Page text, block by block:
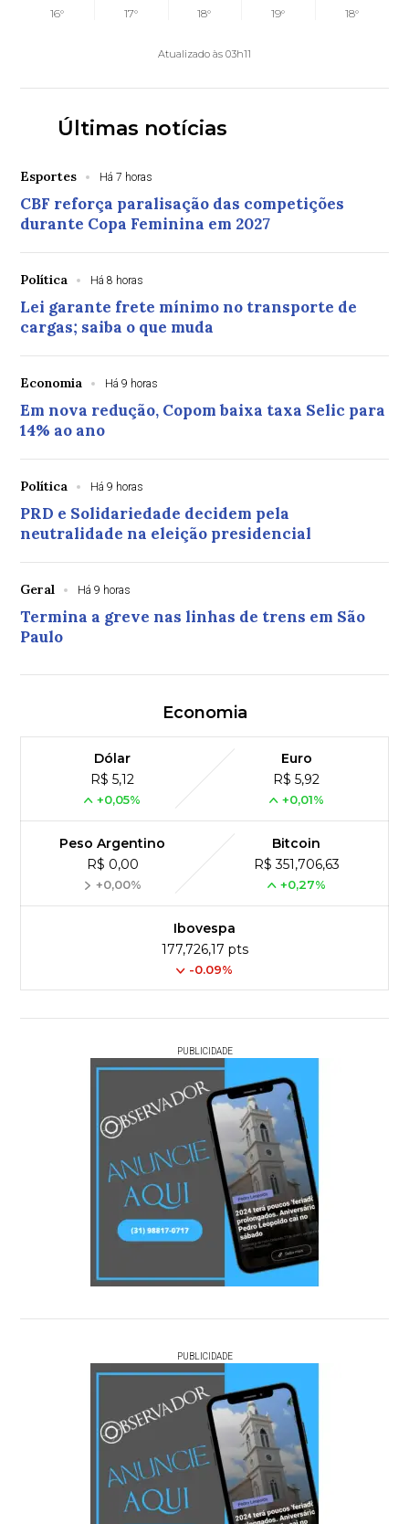
16°
17°
18°
19°
18°
Atualizado às 03h11
Últimas notícias
Esportes Há 7 horas
CBF reforça paralisação das competições
durante Copa Feminina em 2027
Política Há 8 horas
Lei garante frete mínimo no transporte de
cargas; saiba o que muda
Economia Há 9 horas
Em nova redução, Copom baixa taxa Selic para
14% ao ano
Política Há 9 horas
PRD e Solidariedade decidem pela
neutralidade na eleição presidencial
Geral Há 9 horas
Termina a greve nas linhas de trens em São
Paulo
Economia
Dólar
R$ 5,12
+0,05%
Euro
R$ 5,92
+0,01%
Peso Argentino
R$ 0,00
+0,00%
Bitcoin
R$ 351,706,63
+0,27%
Ibovespa
177,726,17 pts
-0.09%
PUBLICIDADE
PUBLICIDADE